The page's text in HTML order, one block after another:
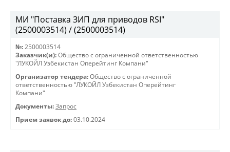
МИ "Поставка ЗИП для приводов RSI"
(2500003514) / (2500003514)
№: 2500003514
Заказчик(и): Общество с ограниченной ответственностью
"ЛУКОЙЛ Узбекистан Оперейтинг Компани"
Организатор тендера: Общество с ограниченной
ответственностью "ЛУКОЙЛ Узбекистан Оперейтинг
Компани"
Документы: Запрос
Прием заявок до: 03.10.2024